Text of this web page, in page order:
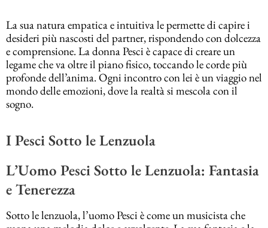
La sua natura empatica e intuitiva le permette di capire i
desideri più nascosti del partner, rispondendo con dolcezza
e comprensione. La donna Pesci è capace di creare un
legame che va oltre il piano fisico, toccando le corde più
profonde dell’anima. Ogni incontro con lei è un viaggio nel
mondo delle emozioni, dove la realtà si mescola con il
sogno.
I Pesci Sotto le Lenzuola
L’Uomo Pesci Sotto le Lenzuola: Fantasia
e Tenerezza
Sotto le lenzuola, l’uomo Pesci è come un musicista che